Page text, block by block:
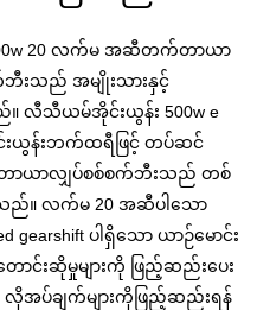
500w 20 လက်မ အဆီတက်တာယာ
းသည် အမျိုးသားနှင့်
လီသီယမ်အိုင်းယွန်း 500w e
းယွန်းဘက်ထရီဖြင့် တပ်ဆင်
ာယာလျှပ်စစ်စက်ဘီးသည် တစ်
သည်။ လက်မ 20 အဆီပါသော
ပါရှိသော ယာဉ်မောင်း
ာင်းဆိုမှုများကို ဖြည့်ဆည်းပေး
လိုအပ်ချက်များကိုဖြည့်ဆည်းရန်